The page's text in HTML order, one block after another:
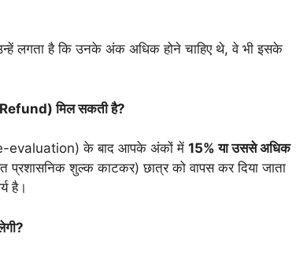
उन्हें लगता है कि उनके अंक अधिक होने चाहिए थे, वे भी इसके
(Refund) मिल सकती है?
(Re-evaluation) के बाद आपके अंकों में 15% या उससे अधिक
प्रशासनिक शुल्क काटकर) छात्र को वापस कर दिया जाता
है।